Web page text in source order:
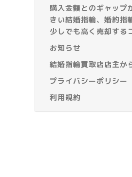
購入金額とのギャップ
きい結婚指輪、婚約指
少しでも高く売却する
お知らせ
結婚指輪買取店店主か
プライバシーポリシー
利用規約